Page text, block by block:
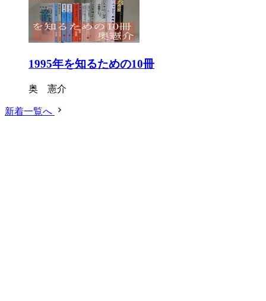
1995年を知るための10冊
奥 憲介
新着一覧へ